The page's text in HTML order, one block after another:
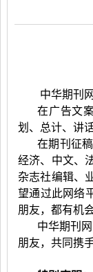
中华期刊
在广告文
划、总计、讲
在期刊征稿
经济、中文、
杂志社编辑、
望通过此网络
朋友，都有机
中华期刊
朋友，共同携